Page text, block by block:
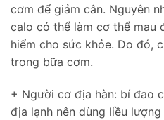
cơm để giảm cân. Nguyên
calo có thể làm cơ thể mau
hiểm cho sức khỏe. Do đó,
trong bữa cơm.
+ Người cơ địa hàn: bí đao
địa lạnh nên dùng liều